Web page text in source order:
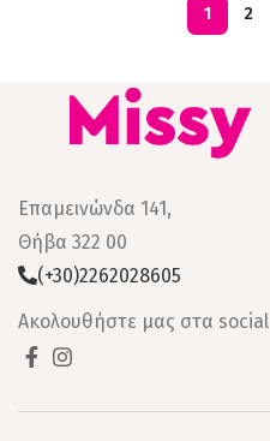
1 2
Επαμεινώνδα 141,
Θήβα 322 00
(+30)2262028605
Ακολουθήστε μας στα social